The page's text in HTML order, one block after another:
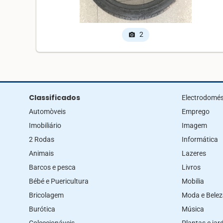
photo_camera 2
Classificados
Automòveis
Imobiliário
2 Rodas
Animais
Barcos e pesca
Bébé e Puericultura
Bricolagem
Burótica
Emprego
Imagem
Informática
Lazeres
Livros
Mobilia
Moda e
Música